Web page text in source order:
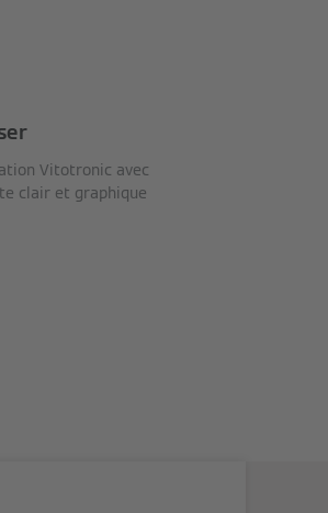
Vitotronic avec
clair et graphique